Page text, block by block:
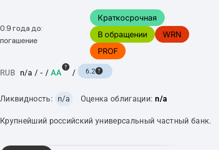
0.9 года до:
погашение
Краткосрочная
В обращении
WRN
PROF
RUB n/a / - / AA / 6.2
Ликвидность: n/a Оценка облигации: n/a
Крупнейший российский универсальный частный банк.